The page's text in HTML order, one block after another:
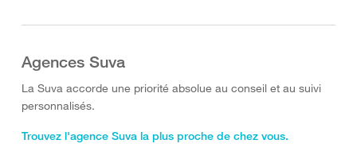
Agences Suva
La Suva accorde une priorité absolue au conseil et au suivi
personnalisés.
Trouvez l'agence Suva la plus proche de chez vous.